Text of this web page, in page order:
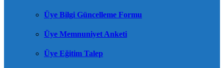
Üye Bilgi Güncelleme Formu
Üye Memnuniyet Anketi
Üye Eğitim Talep